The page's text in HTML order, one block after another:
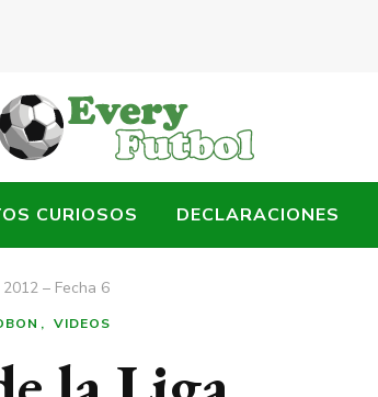
CURIOSOS DECLARACIONES
– Fecha 6
VIDEOS